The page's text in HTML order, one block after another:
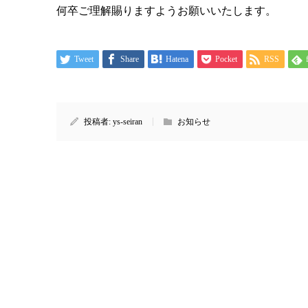
何卒ご理解賜りますようお願いいたします。
Tweet Share Hatena Pocket RSS
投稿者: ys-seiran お知らせ